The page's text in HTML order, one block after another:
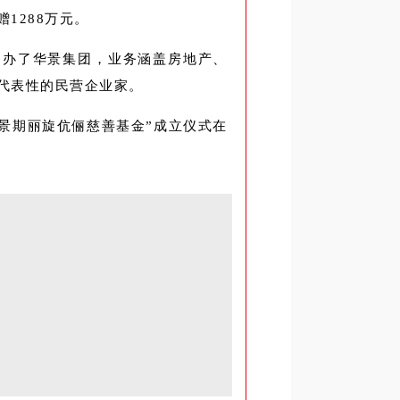
1288万元。
了华景集团，业务涵盖房地产、
表性的民营企业家。
期丽旋伉俪慈善基金”成立仪式在